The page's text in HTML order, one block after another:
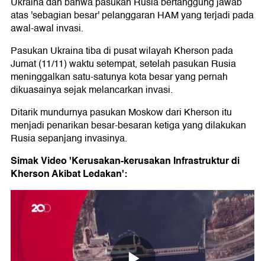
atas 'sebagian besar' pelanggaran HAM yang terjadi pada
awal-awal invasi.
Pasukan Ukraina tiba di pusat wilayah Kherson pada
Jumat (11/11) waktu setempat, setelah pasukan Rusia
meninggalkan satu-satunya kota besar yang pernah
dikuasainya sejak melancarkan invasi.
Ditarik mundurnya pasukan Moskow dari Kherson itu
menjadi penarikan besar-besaran ketiga yang dilakukan
Rusia sepanjang invasinya.
Simak Video 'Kerusakan-kerusakan Infrastruktur di
Kherson Akibat Ledakan':